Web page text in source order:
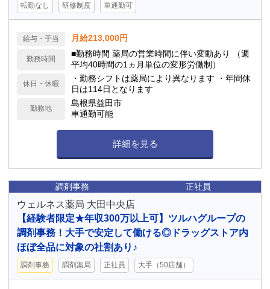
転勤なし 研修制度 車通勤可
給与・手当 月給213,000円
勤務時間
■勤務時間 薬局の営業時間に伴い変動あり （週
平均40時間の1ヵ月単位の変形労働制）
休日・休暇
・勤務シフトは薬局により異なります ・年間休
日は114日となります
勤務地
島根県益田市
車通勤可能
詳細を見る
調剤事務 正社員
ウェルネス薬局 大田中央店
【経験者限定★年収300万以上可】ツルハグループの
調剤事務！大手で安定して働ける◎ドラッグストア内
ほぼ全品に対象の社割あり♪
調剤事務 調剤薬局 正社員 大手（50店舗）